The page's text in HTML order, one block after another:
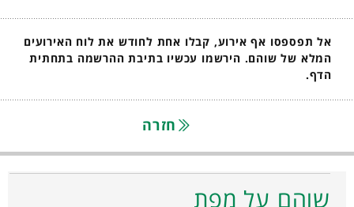
אל תפספסו אף אירוע, קבלו אחת לחודש את לוח האירועים
המלא של שוהם. הירשמו עכשיו בתיבת ההרשמה בתחתית
הדף.
חזרה
שוהם על מפת